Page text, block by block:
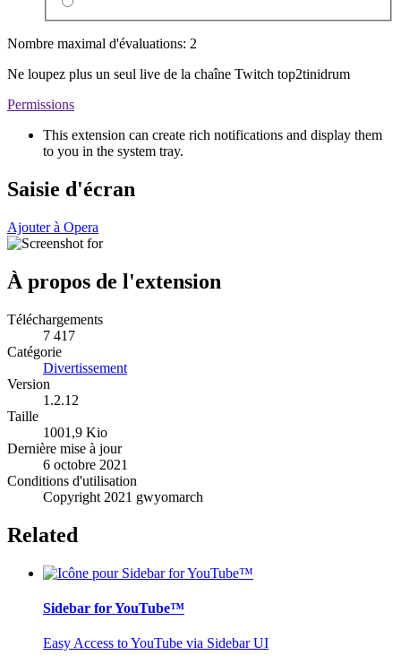
Nombre maximal d'évaluations: 2
Ne loupez plus un seul live de la chaîne Twitch top2tinidrum
Permissions
This extension can create rich notifications and display them
to you in the system tray.
Saisie d'écran
Ajouter à Opera
À propos de l'extension
Téléchargements
7 417
Catégorie
Divertissement
Version
1.2.12
Taille
1001,9 Kio
Dernière mise à jour
6 octobre 2021
Conditions d'utilisation
Copyright 2021 gwyomarch
Related
Sidebar for YouTube™
Easy Access to YouTube via Sidebar UI